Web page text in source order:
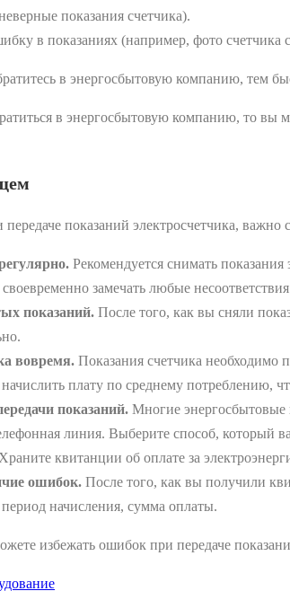
показания счетчика).
в показаниях (например, фото счетчика
в энергосбытовую компанию, тем
в энергосбытовую компанию, то вы
показаний электросчетчика, важно
Рекомендуется снимать
замечать любые
показаний. После того, как вы сняли
вовремя. Показания счетчика необходимо
плату по среднему потреблению,
показаний. Многие энергосбытовые
линия. Выберите способ, который
Храните квитанции об оплате за
ошибок. После того, как вы получили
начисления, сумма оплаты.
избежать ошибок при передаче